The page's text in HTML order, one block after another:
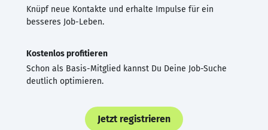
Knüpf neue Kontakte und erhalte Impulse für ein
besseres Job-Leben.
Kostenlos profitieren
Schon als Basis-Mitglied kannst Du Deine Job-Suche
deutlich optimieren.
Jetzt registrieren